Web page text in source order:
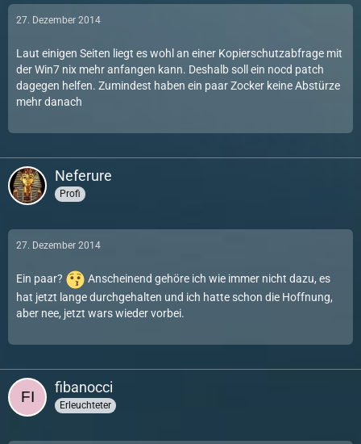
27. Dezember 2014
Laut einigen Seiten liegt es wohl an einer Kopierschutzabfrage mit
der Win7 nix mehr anfangen kann. Deshalb soll ein nocd patch
dagegen helfen. Zumindest haben ein paar Zocker keine Abstürze
mehr danach
Neferure
Profi
27. Dezember 2014
Ein paar?
Anscheinend gehöre ich wie immer nicht dazu, es
hat jetzt lange durchgehalten und ich hatte schon die Hoffnung,
aber nee, jetzt wars wieder vorbei.
fibanocci
Erleuchteter